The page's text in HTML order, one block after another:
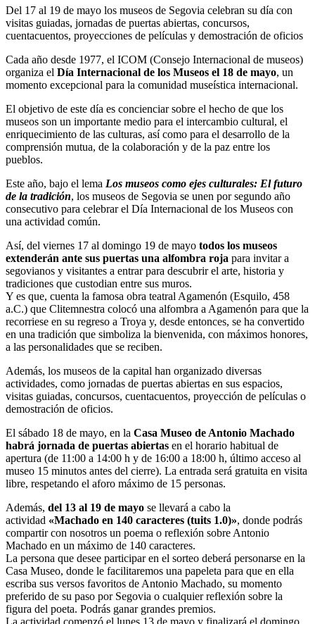
Del 17 al 19 de mayo los museos de Segovia celebran su día con
visitas guiadas, jornadas de puertas abiertas, concursos,
cuentacuentos, proyecciones de películas y demostración de oficios
Cada año desde 1977, el ICOM (Consejo Internacional de museos)
organiza el Día Internacional de los Museos el 18 de mayo, un
momento excepcional para la comunidad museística internacional.
El objetivo de este día es concienciar sobre el hecho de que los
museos son un importante medio para el intercambio cultural, el
enriquecimiento de las culturas, así como para el desarrollo de la
comprensión mutua, de la colaboración y de la paz entre los
pueblos.
Este año, bajo el lema Los museos como ejes culturales: El futuro
de la tradición, los museos de Segovia se unen por segundo año
consecutivo para celebrar el Día Internacional de los Museos con
una actividad común.
Así, del viernes 17 al domingo 19 de mayo todos los museos
extenderán ante sus puertas una alfombra roja para invitar a
segovianos y visitantes a entrar para descubrir el arte, historia y
tradiciones que custodian entre sus muros.
Y es que, cuenta la famosa obra teatral Agamenón (Esquilo, 458
a.C.) que Clitemnestra colocó una alfombra a Agamenón para que la
recorriese en su regreso a Troya y, desde entonces, se ha convertido
en una tradición que simboliza la bienvenida, con máximos honores,
a las personalidades que se reciben.
Además, los museos de la capital han organizado diversas
actividades, como jornadas de puertas abiertas en sus espacios,
visitas guiadas, concursos, cuentacuentos, proyección de películas o
demostración de oficios.
El sábado 18 de mayo, en la Casa Museo de Antonio Machado
habrá jornada de puertas abiertas en el horario habitual de
apertura (de 11:00 a 14:00 h y de 16:00 a 18:00 h, último acceso al
museo 15 minutos antes del cierre). La entrada será gratuita en visita
libre, respetando el aforo máximo de 15 personas.
Además, del 13 al 19 de mayo se llevará a cabo la
actividad «Machado en 140 caracteres (tuits 1.0)», donde podrás
compartir con nosotros un poema o reflexión sobre Antonio
Machado en un máximo de 140 caracteres.
La persona que desee participar en el sorteo deberá personarse en la
Casa Museo, donde le facilitaremos una papeleta para que en ella
escriba sus versos favoritos de Antonio Machado, su momento
preferido de su paso por Segovia o cualquier reflexión sobre la
figura del poeta. Podrás ganar grandes premios.
La actividad comenzó el lunes 13 de mayo y finalizará el domingo